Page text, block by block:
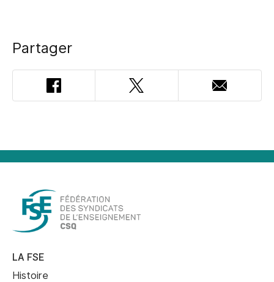
Partager
Facebook Twitter
Adresse
courriel
LA FSE
Histoire